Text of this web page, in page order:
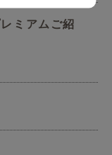
ミアムご紹